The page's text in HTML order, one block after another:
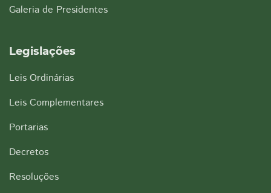
Galeria de Presidentes
Legislações
Leis Ordinárias
Leis Complementares
Portarias
Decretos
Resoluções